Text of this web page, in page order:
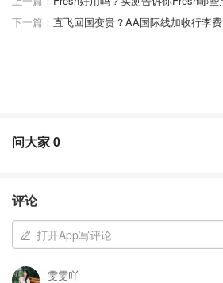
下一篇： 直飞回国变贵？AA国际线加收行李费
问大家0
评论
打开App写评论
雯雯吖